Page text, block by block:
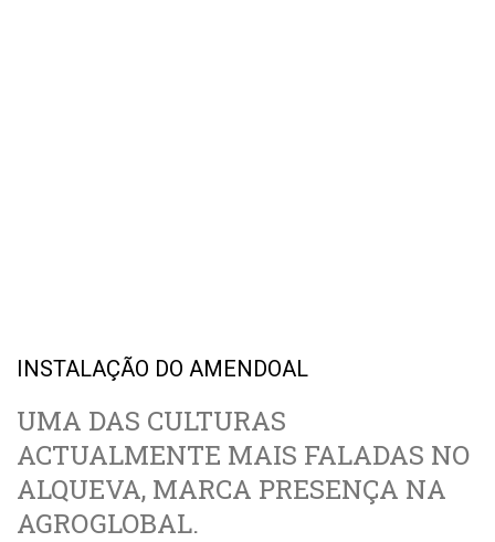
INSTALAÇÃO DO AMENDOAL
UMA DAS CULTURAS
ACTUALMENTE MAIS FALADAS NO
ALQUEVA, MARCA PRESENÇA NA
AGROGLOBAL.